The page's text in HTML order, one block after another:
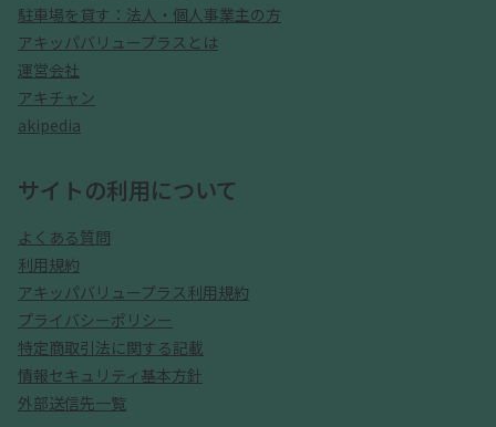
駐車場を貸す：法人・個人事業主の方
アキッパバリュープラスとは
運営会社
アキチャン
akipedia
サイトの利用について
よくある質問
利用規約
アキッパバリュープラス利用規約
プライバシーポリシー
特定商取引法に関する記載
情報セキュリティ基本方針
外部送信先一覧